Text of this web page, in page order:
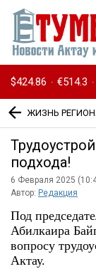
$424.86 · €514.3 ·
ЖИЗНЬ
подхода!
6 Февраля 2025
Автор: Редакция
Под
Абилкаира
вопросу
Актау.